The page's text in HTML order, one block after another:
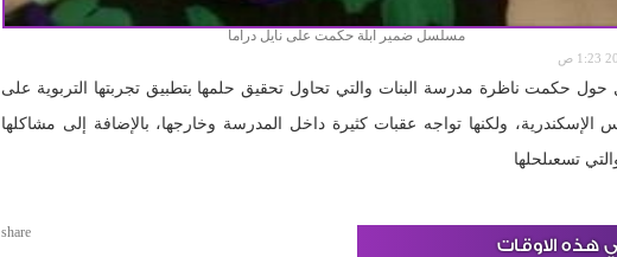
مسلسل ضمير ابلة حكمت على نايل دراما
حول حكمت ناظرة مدرسة البنات والتي تحاول تحقيق حلمها بتطبيق تجربتها التربوية على
الإسكندرية، ولكنها تواجه عقبات كثيرة داخل المدرسة وخارجها، بالإضافة إلى مشاكلها
تسعىلحلها
الاوقات
share